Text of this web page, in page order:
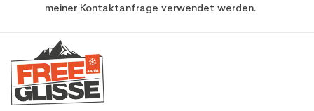
meiner Kontaktanfrage verwendet werden.